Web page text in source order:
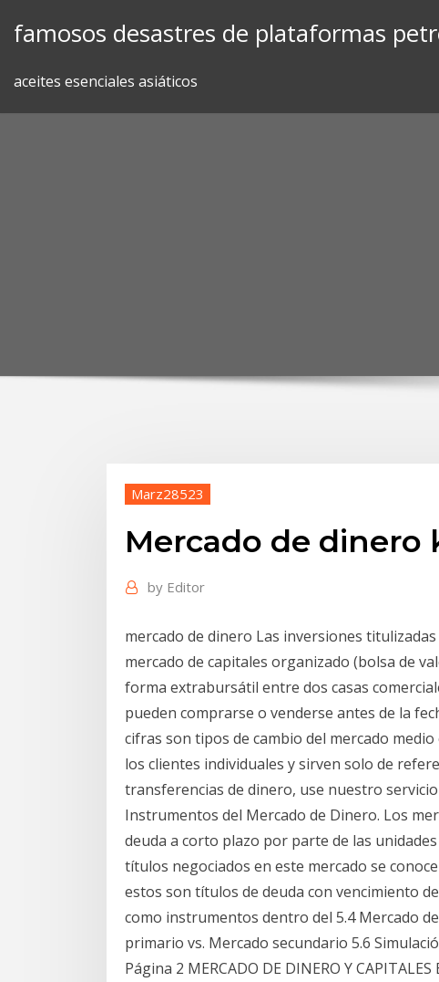
famosos desastres de plataformas
aceites esenciales asiáticos
Marz28523
Mercado de dinero
by Editor
mercado de dinero Las inversiones
mercado de capitales organizado (bolsa de
forma extrabursátil entre dos casas
pueden comprarse o venderse antes de la
cifras son tipos de cambio del mercado
los clientes individuales y sirven solo de
transferencias de dinero, use nuestro
Instrumentos del Mercado de Dinero. Los
deuda a corto plazo por parte de las
títulos negociados en este mercado se
estos son títulos de deuda con vencimiento
como instrumentos dentro del 5.4 Mercado
primario vs. Mercado secundario 5.6
Página 2 MERCADO DE DINERO Y